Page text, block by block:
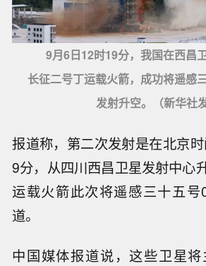
9月6日12时19分，我国在西昌
长征二号丁运载火箭，成功将遥感
发射升空。（新华社发
报道称，第二次发射是在北京
9分，从四川西昌卫星发射中心
运载火箭此次将遥感三十五
道。
中国媒体报道说，这些卫星